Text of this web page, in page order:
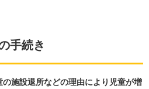
手続き
施設退所などの理由により児童が増